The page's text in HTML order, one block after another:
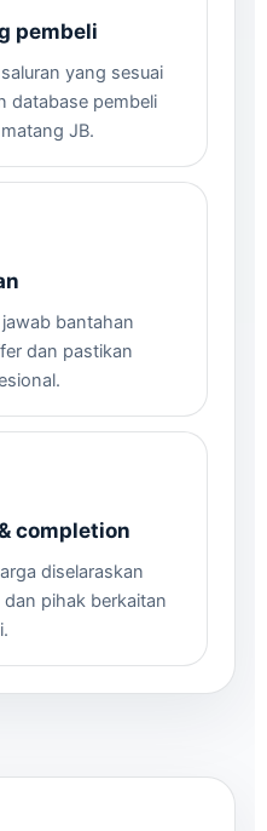
pembeli
yang sesuai
database pembeli
JB.
bantahan
dan pastikan
completion
diselaraskan
pihak berkaitan